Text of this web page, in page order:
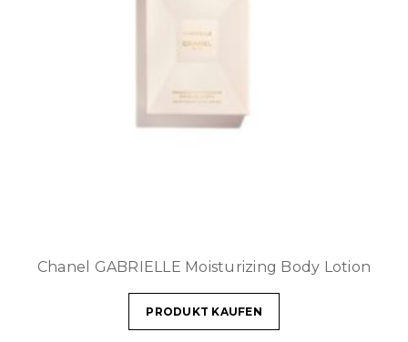
Chanel GABRIELLE Moisturizing Body Lotion
PRODUKT KAUFEN